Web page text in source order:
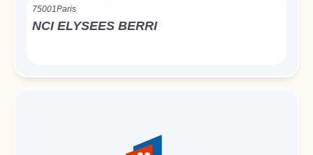
75001Paris
NCI ELYSEES BERRI